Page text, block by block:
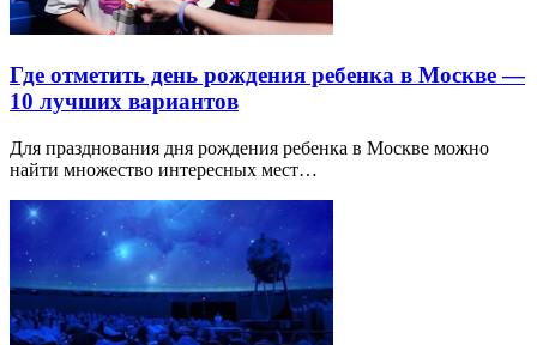
Где отметить день рождения ребенка в Москве —
10 лучших вариантов
Для празднования дня рождения ребенка в Москве можно
найти множество интересных мест…